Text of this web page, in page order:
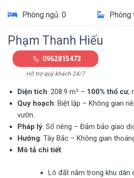
Phòng ngủ: 0 Phòng
Phạm Thanh Hiếu
0962815473
Hỗ trợ quý khách 24/7
Diện tích: 208.9 m² – 100% thổ cư,
Quy hoạch: Biệt lập – Không gian
vườn.
Pháp lý: Sổ riêng – Đảm bảo giao
Hướng: Tây Bắc – Không gian
Mô tả chi tiết:
Lô đất nằm trong khu dân